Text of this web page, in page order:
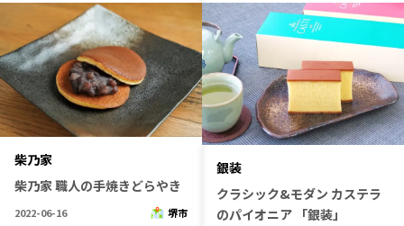
柴乃家
柴乃家 職人の手焼きどらやき
2022-06-16
堺市
銀装
クラシック&モダン カステラ
のパイオニア 「銀装」